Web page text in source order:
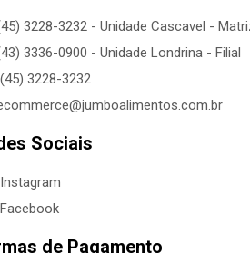
3228-3232 - Unidade Cascavel -
3336-0900 - Unidade Londrina - Filial
(45) 3228-3232
Sociais
Instagram
Facebook
de Pagamento